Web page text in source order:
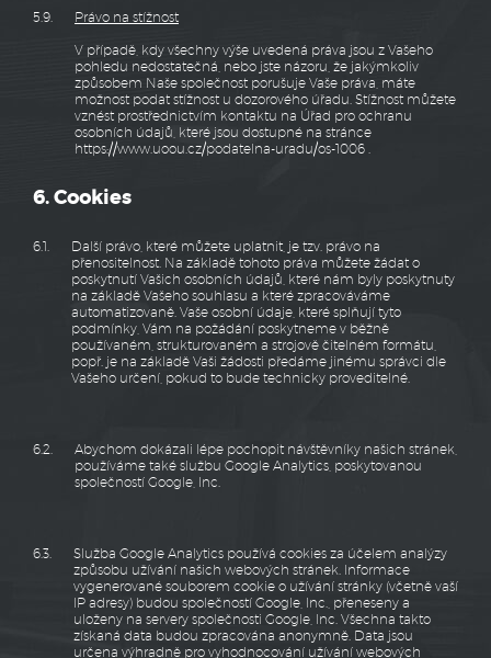
5.9.
Právo na stížnost
V případě, kdy všechny výše uvedená práva jsou z Vašeho
pohledu nedostatečná, nebo jste názoru, že jakýmkoliv
způsobem Naše společnost porušuje Vaše práva, máte
možnost podat stížnost u dozorového úřadu. Stížnost můžete
vznést prostřednictvím kontaktu na Úřad pro ochranu
osobních údajů, které jsou dostupné na stránce
https://www.uoou.cz/podatelna-uradu/os-1006
6. Cookies
6.1.
Další právo, které můžete uplatnit, je tzv. právo na
přenositelnost. Na základě tohoto práva můžete žádat o
poskytnutí Vašich osobních údajů, které nám byly poskytnuty
na základě Vašeho souhlasu a které zpracováváme
automatizovaně. Vaše osobní údaje, které splňují tyto
podmínky, Vám na požádání poskytneme v běžně
používaném, strukturovaném a strojově čitelném formátu,
popř. je na základě Vaši žádosti předáme jinému správci dle
Vašeho určení, pokud to bude technicky proveditelné.
6.2.
Abychom dokázali lépe pochopit návštěvníky našich stránek,
používáme také službu Google Analytics, poskytovanou
společností Google, Inc.
6.3.
Služba Google Analytics používá cookies za účelem analýzy
způsobu užívání našich webových stránek. Informace
vygenerované souborem cookie o užívání stránky (včetně vaší
IP adresy) budou společností Google, Inc., přeneseny a
uloženy na servery společnosti Google, Inc. Všechna takto
získaná data budou zpracována anonymně. Data jsou
určena výhradně pro vyhodnocování užívání webových